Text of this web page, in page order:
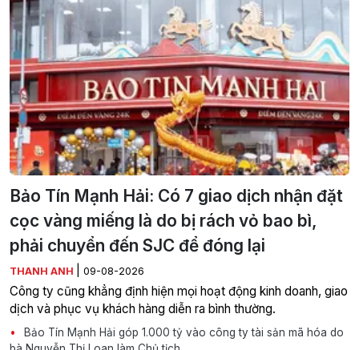
Bảo Tín Mạnh Hải: Có 7 giao dịch nhận đặt
cọc vàng miếng là do bị rách vỏ bao bì,
phải chuyển đến SJC để đóng lại
THANH ANH 09-08-2026
Công ty cũng khẳng định hiện mọi hoạt động kinh doanh, giao
dịch và phục vụ khách hàng diễn ra bình thường.
Bảo Tín Mạnh Hải góp 1.000 tỷ vào công ty tài sản mã hóa do